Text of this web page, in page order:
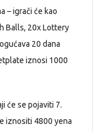
– igrači će kao
Balls, 20x Lottery
20 dana
iznosi 1000
će se pojaviti 7.
iznositi 4800 yena